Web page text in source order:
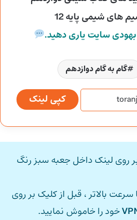
های شیمی پایه 12
بهودی سایت یاری دهید.
گام به گام دوازدهم
کپی لینک
بر روی لینک داخل جعبه سبز رنگ
سرعت بالاتر ، قبل از کلیک بر روی
خود را خاموش نمایید.